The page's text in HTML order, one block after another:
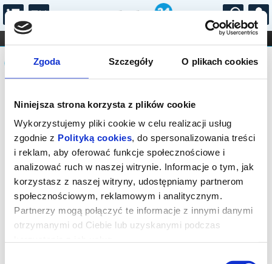
Zgoda Szczegóły O plikach cookies
Niniejsza strona korzysta z plików cookie
Wykorzystujemy pliki cookie w celu realizacji usług
zgodnie z Polityką cookies, do spersonalizowania treści
i reklam, aby oferować funkcje społecznościowe i
analizować ruch w naszej witrynie. Informacje o tym, jak
korzystasz z naszej witryny, udostępniamy partnerom
społecznościowym, reklamowym i analitycznym.
Partnerzy mogą połączyć te informacje z innymi danymi
otrzymanymi od Ciebie lub uzyskanymi podczas
...
FILHARMONIA OPERA I BALET
STAND-UP
DLA DZIECI
Komunikat
Sprzedaż biletów on-line na wydarzenie
została zakończona.